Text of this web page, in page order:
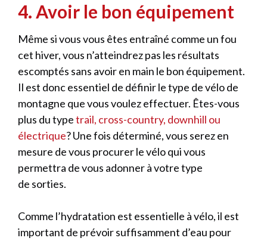
4. Avoir le bon équipement
Même si vous vous êtes entraîné comme un fou
cet hiver, vous n’atteindrez pas les résultats
escomptés sans avoir en main le bon équipement.
Il est donc essentiel de définir le type de vélo de
montagne que vous voulez effectuer. Êtes-vous
plus du typetrail, cross-country, downhill ou
électrique? Une fois déterminé, vous serez en
mesure de vous procurer le vélo qui vous
permettra de vous adonner à votre type
de sorties.
Comme l’hydratation est essentielle à vélo, il est
important de prévoir suffisamment d’eau pour